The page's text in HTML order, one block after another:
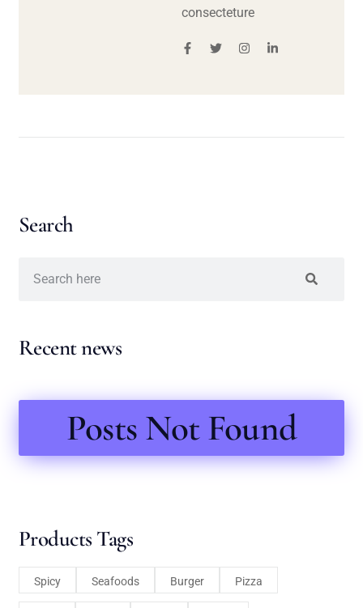
consecteture
Search
Recent news
Posts Not Found
Products Tags
Spicy Seafoods Burger Pizza